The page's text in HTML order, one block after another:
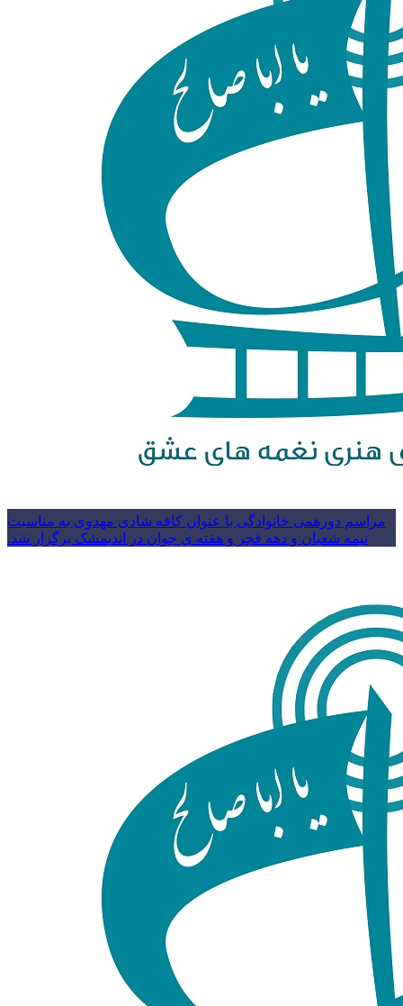
مراسم دورهمی خانوادگی با عنوان کافه شادی مهدوی به مناسبت
نیمه شعبان و دهه فجر و هفته ی جوان در اندیمشک برگزار شد.